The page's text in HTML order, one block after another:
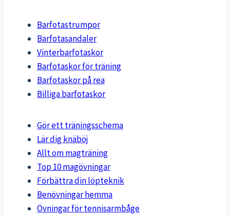
Barfotastrumpor
Barfotasandaler
Vinterbarfotaskor
Barfotaskor för träning
Barfotaskor på rea
Billiga barfotaskor
Gör ett träningsschema
Lär dig knäböj
Allt om magträning
Top 10 magövningar
Förbättra din löpteknik
Benövningar hemma
Övningar för tennisarmbåge